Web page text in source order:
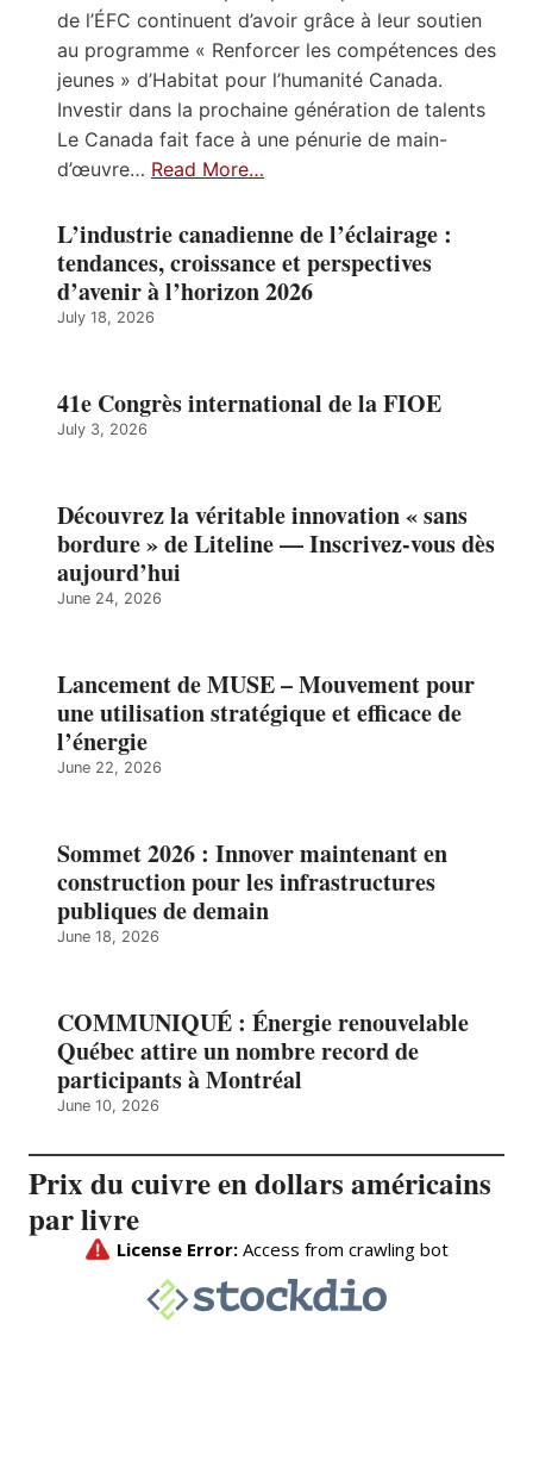
de l’ÉFC continuent d’avoir grâce à leur soutien
au programme « Renforcer les compétences des
jeunes » d’Habitat pour l’humanité Canada.
Investir dans la prochaine génération de talents
Le Canada fait face à une pénurie de main-
d’œuvre… Read More…
L’industrie canadienne de l’éclairage :
tendances, croissance et perspectives
d’avenir à l’horizon 2026
July 18, 2026
41e Congrès international de la FIOE
July 3, 2026
Découvrez la véritable innovation « sans
bordure » de Liteline — Inscrivez-vous dès
aujourd’hui
June 24, 2026
Lancement de MUSE – Mouvement pour
une utilisation stratégique et efficace de
l’énergie
June 22, 2026
Sommet 2026 : Innover maintenant en
construction pour les infrastructures
publiques de demain
June 18, 2026
COMMUNIQUÉ : Énergie renouvelable
Québec attire un nombre record de
participants à Montréal
June 10, 2026
Prix du cuivre en dollars américains
par livre